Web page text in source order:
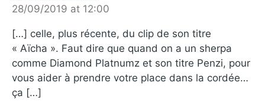
28/09/2019 at 12:00
[…] celle, plus récente, du clip de son titre
« Aïcha ». Faut dire que quand on a un sherpa
comme Diamond Platnumz et son titre Penzi, pour
vous aider à prendre votre place dans la cordée…
ça […]